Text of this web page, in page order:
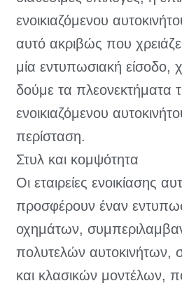
ενοικιαζόμενου
αυτό ακριβώς που
μία εντυπωσιακή είσοδο,
δούμε τα πλεονεκτήματα
ενοικιαζόμενου
περίσταση.
Στυλ και κομψότητα
Οι εταιρείες ενοικίασης
προσφέρουν έναν
οχημάτων,
πολυτελών αυτοκινήτων,
και κλασικών μοντέλων,